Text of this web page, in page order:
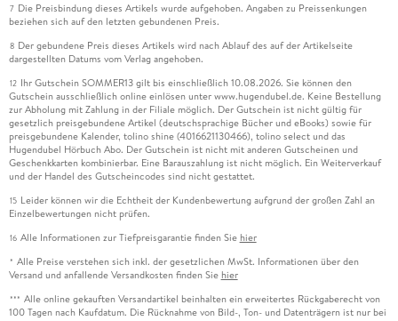
7 Die Preisbindung dieses Artikels wurde aufgehoben. Angaben zu Preissenkungen
beziehen sich auf den letzten gebundenen Preis.
8 Der gebundene Preis dieses Artikels wird nach Ablauf des auf der Artikelseite
dargestellten Datums vom Verlag angehoben.
12 Ihr Gutschein SOMMER13 gilt bis einschließlich 10.08.2026. Sie können den
Gutschein ausschließlich online einlösen unter www.hugendubel.de. Keine Bestellung
zur Abholung mit Zahlung in der Filiale möglich. Der Gutschein ist nicht gültig für
gesetzlich preisgebundene Artikel (deutschsprachige Bücher und eBooks) sowie für
preisgebundene Kalender, tolino shine (4016621130466), tolino select und das
Hugendubel Hörbuch Abo. Der Gutschein ist nicht mit anderen Gutscheinen und
Geschenkkarten kombinierbar. Eine Barauszahlung ist nicht möglich. Ein Weiterverkauf
und der Handel des Gutscheincodes sind nicht gestattet.
15 Leider können wir die Echtheit der Kundenbewertung aufgrund der großen Zahl an
Einzelbewertungen nicht prüfen.
16 Alle Informationen zur Tiefpreisgarantie finden Sie hier
* Alle Preise verstehen sich inkl. der gesetzlichen MwSt. Informationen über den
Versand und anfallende Versandkosten finden Sie hier
*** Alle online gekauften Versandartikel beinhalten ein erweitertes Rückgaberecht von
100 Tagen nach Kaufdatum. Die Rücknahme von Bild-, Ton- und Datenträgern ist nur bei